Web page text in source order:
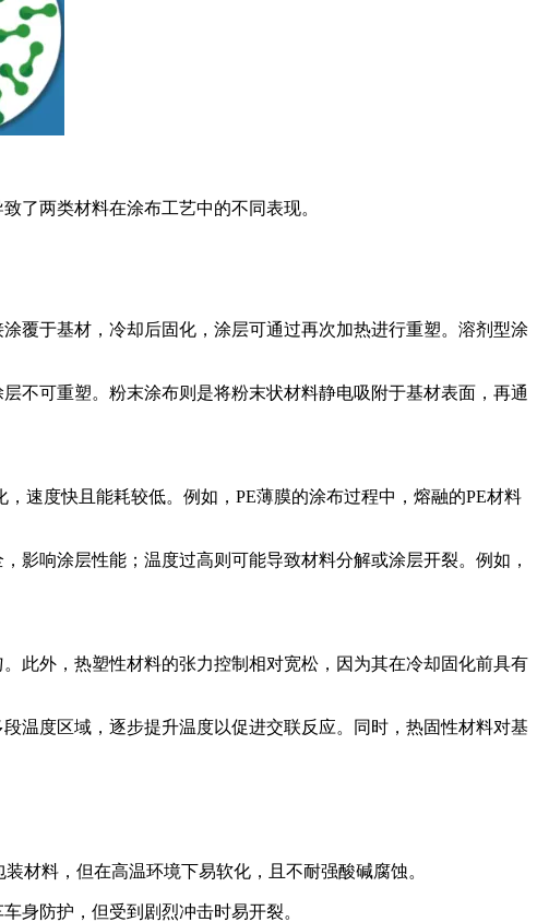
了两类材料在涂布工艺中的不同表现。
覆于基材，冷却后固化，涂层可通过再次加热进行重塑。溶剂型涂
不可重塑。粉末涂布则是将粉末状材料静电吸附于基材表面，再通
速度快且能耗较低。例如，PE薄膜的涂布过程中，熔融的PE材料
影响涂层性能；温度过高则可能导致材料分解或涂层开裂。例如，
此外，热塑性材料的张力控制相对宽松，因为其在冷却固化前具有
温度区域，逐步提升温度以促进交联反应。同时，热固性材料对基
材料，但在高温环境下易软化，且不耐强酸碱腐蚀。
身防护，但受到剧烈冲击时易开裂。